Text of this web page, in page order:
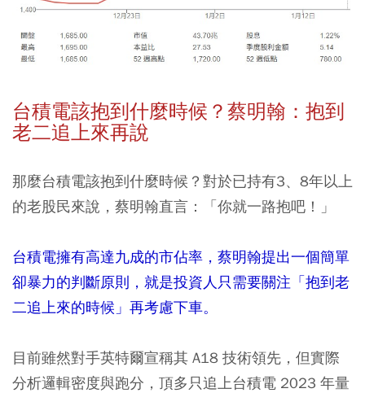
台積電該抱到什麼時候？蔡明翰：抱到
老二追上來再說
那麼台積電該抱到什麼時候？對於已持有3、8年以上
的老股民來說，蔡明翰直言：「你就一路抱吧！」
台積電擁有高達九成的市佔率，蔡明翰提出一個簡單
卻暴力的判斷原則，就是投資人只需要關注「抱到老
二追上來的時候」再考慮下車。
目前雖然對手英特爾宣稱其 A18 技術領先，但實際
分析邏輯密度與跑分，頂多只追上台積電 2023 年量